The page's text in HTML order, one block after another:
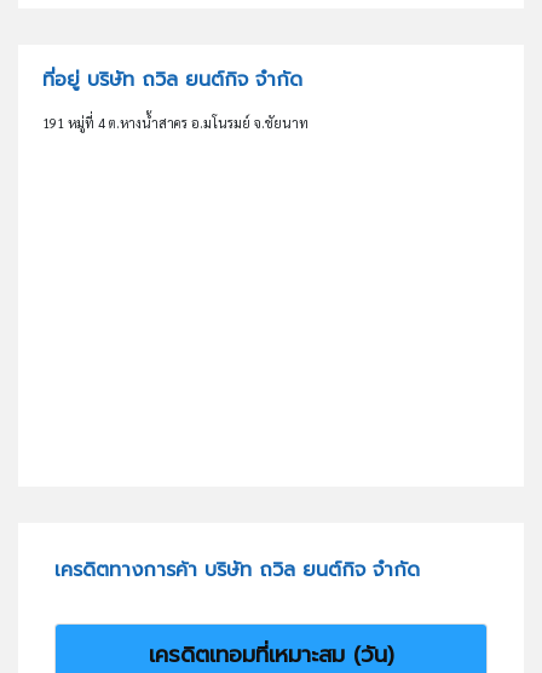
ที่อยู่ บริษัท ถวิล ยนต์กิจ จำกัด
191 หมู่ที่ 4 ต.หางน้ำสาคร อ.มโนรมย์ จ.ชัยนาท
เครดิตทางการค้า บริษัท ถวิล ยนต์กิจ จำกัด
เครดิตเทอมที่เหมาะสม (วัน)